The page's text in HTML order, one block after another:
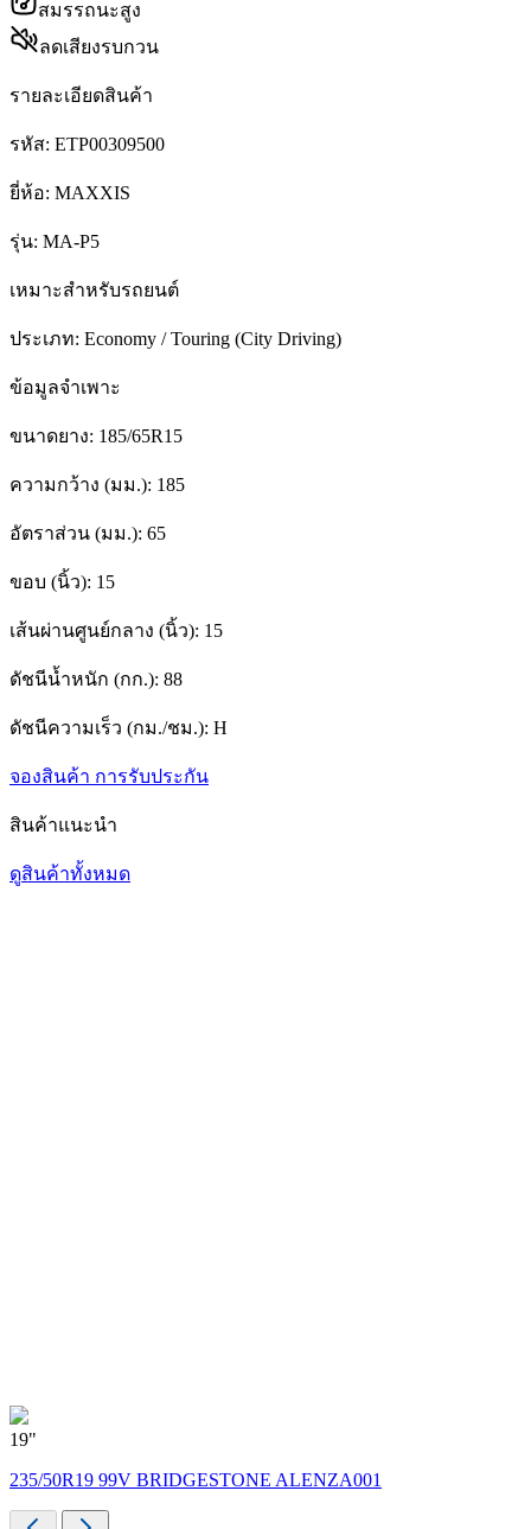
สมรรถนะสูง
ลดเสียงรบกวน
รายละเอียดสินค้า
รหัส: ETP00309500
ยี่ห้อ: MAXXIS
รุ่น: MA-P5
เหมาะสำหรับรถยนต์
ประเภท: Economy / Touring (City Driving)
ข้อมูลจำเพาะ
ขนาดยาง: 185/65R15
ความกว้าง (มม.): 185
อัตราส่วน (มม.): 65
ขอบ (นิ้ว): 15
เส้นผ่านศูนย์กลาง (นิ้ว): 15
ดัชนีน้ำหนัก (กก.): 88
ดัชนีความเร็ว (กม./ชม.): H
จองสินค้า การรับประกัน
สินค้าแนะนำ
ดูสินค้าทั้งหมด
19"
235/50R19 99V BRIDGESTONE ALENZA001